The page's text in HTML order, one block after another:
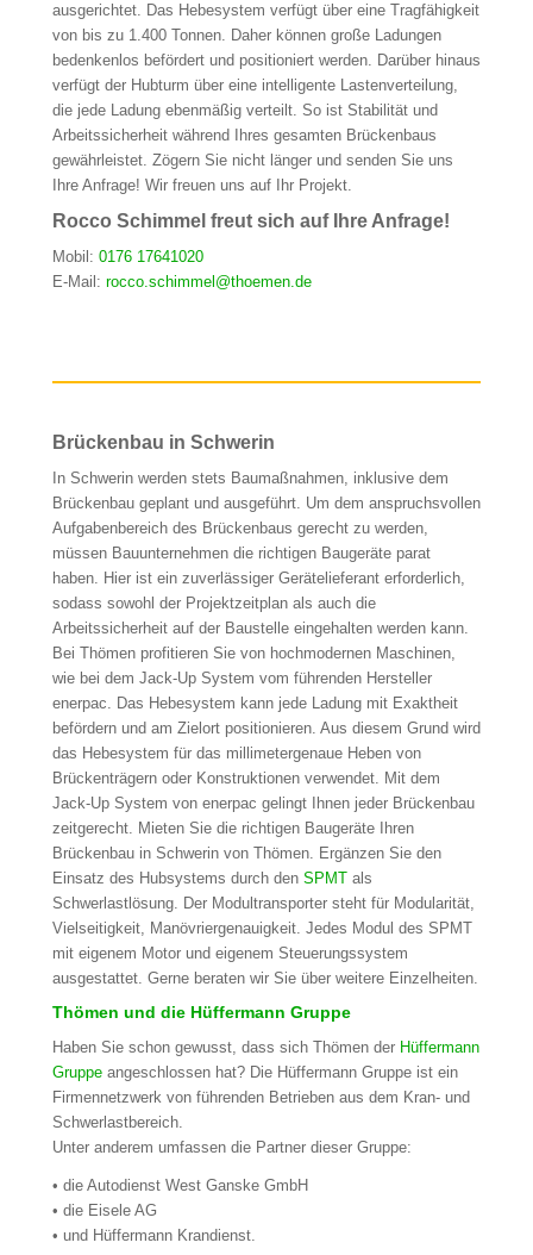
ausgerichtet. Das Hebesystem verfügt über eine Tragfähigkeit
von bis zu 1.400 Tonnen. Daher können große Ladungen
bedenkenlos befördert und positioniert werden. Darüber hinaus
verfügt der Hubturm über eine intelligente Lastenverteilung,
die jede Ladung ebenmäßig verteilt. So ist Stabilität und
Arbeitssicherheit während Ihres gesamten Brückenbaus
gewährleistet. Zögern Sie nicht länger und senden Sie uns
Ihre Anfrage! Wir freuen uns auf Ihr Projekt.
Rocco Schimmel freut sich auf Ihre Anfrage!
Mobil: 0176 17641020
E-Mail: rocco.schimmel@thoemen.de
Brückenbau in Schwerin
In Schwerin werden stets Baumaßnahmen, inklusive dem
Brückenbau geplant und ausgeführt. Um dem anspruchsvollen
Aufgabenbereich des Brückenbaus gerecht zu werden,
müssen Bauunternehmen die richtigen Baugeräte parat
haben. Hier ist ein zuverlässiger Gerätelieferant erforderlich,
sodass sowohl der Projektzeitplan als auch die
Arbeitssicherheit auf der Baustelle eingehalten werden kann.
Bei Thömen profitieren Sie von hochmodernen Maschinen,
wie bei dem Jack-Up System vom führenden Hersteller
enerpac. Das Hebesystem kann jede Ladung mit Exaktheit
befördern und am Zielort positionieren. Aus diesem Grund wird
das Hebesystem für das millimetergenaue Heben von
Brückenträgern oder Konstruktionen verwendet. Mit dem
Jack-Up System von enerpac gelingt Ihnen jeder Brückenbau
zeitgerecht. Mieten Sie die richtigen Baugeräte Ihren
Brückenbau in Schwerin von Thömen. Ergänzen Sie den
Einsatz des Hubsystems durch den SPMTals
Schwerlastlösung. Der Modultransporter steht für Modularität,
Vielseitigkeit, Manövriergenauigkeit. Jedes Modul des SPMT
mit eigenem Motor und eigenem Steuerungssystem
ausgestattet. Gerne beraten wir Sie über weitere Einzelheiten.
Thömen und die Hüffermann Gruppe
Haben Sie schon gewusst, dass sich Thömen der Hüffermann
Gruppeangeschlossen hat? Die Hüffermann Gruppe ist ein
Firmennetzwerk von führenden Betrieben aus dem Kran- und
Schwerlastbereich.
Unter anderem umfassen die Partner dieser Gruppe:
• die Autodienst West Ganske GmbH
• die Eisele AG
• und Hüffermann Krandienst.